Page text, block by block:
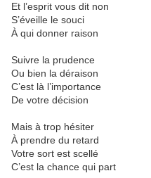
Et l’esprit vous dit non
S’éveille le souci
À qui donner raison
Suivre la prudence
Ou bien la déraison
C’est là l’importance
De votre décision
Mais à trop hésiter
À prendre du retard
Votre sort est scellé
C’est la chance qui part